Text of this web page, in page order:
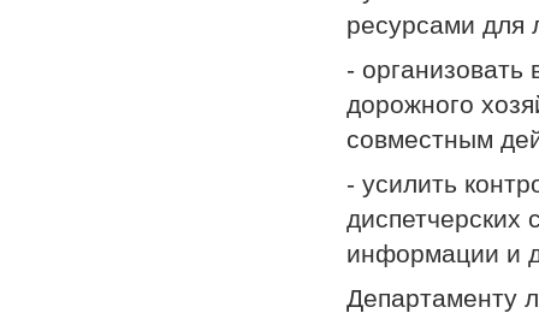
ресурсами для
-
дорожного
совместным
- усилить
диспетчерских
информации и
Департаменту